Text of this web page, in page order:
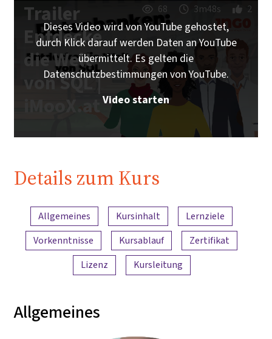
Trailer
Entdecke
die Welt
von SQL |
68 3m48s 2
Dieses Video wird von YouTube gehostet,
durch Klick darauf werden Daten an YouTube
übermittelt. Es gelten die
Datenschutzbestimmungen von YouTube.
Video starten
Details zum Kurs
Inhaltsübersicht
Allgemeines Kursinhalt
Lernziele
Vorkenntnisse
Kursablauf
Zertifikat
Lizenz
Kursleitung
Allgemeines